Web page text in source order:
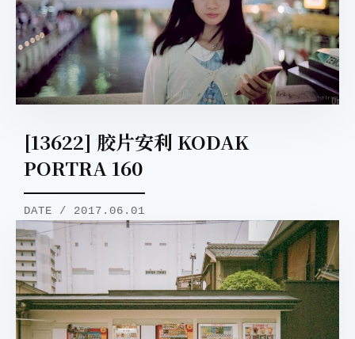
[13622] 胶片安利 KODAK
PORTRA 160
DATE / 2017.06.01